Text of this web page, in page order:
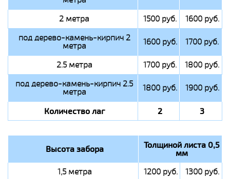
2 метра 1500 руб.
1600 руб.
под дерево-камень-кирпич 2
метра 1600 руб. 1700 руб.
2.5 метра 1700 руб.
1800 руб.
под дерево-камень-кирпич 2.5
метра 1800 руб. 1900 руб.
Количество лаг 2 3
Высота забора Толщиной листа 0,5
мм
1,5 метра 1200 руб.
1300 руб.